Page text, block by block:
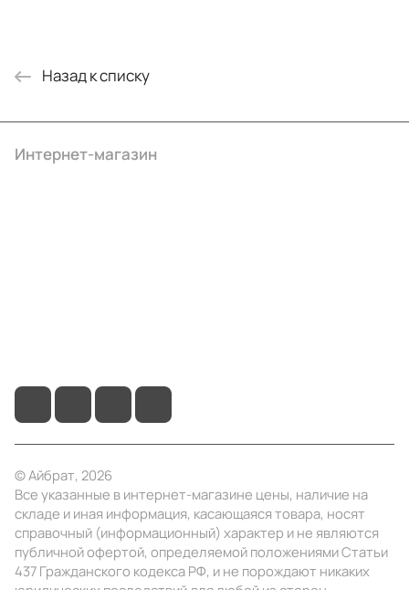
Назад к списку
Интернет-магазин
© Айбрат, 2026
Все указанные в интернет-магазине цены, наличие на
складе и иная информация, касающаяся товара, носят
справочный (информационный) характер и не являются
публичной офертой, определяемой положениями Статьи
437 Гражданского кодекса РФ, и не порождают никаких